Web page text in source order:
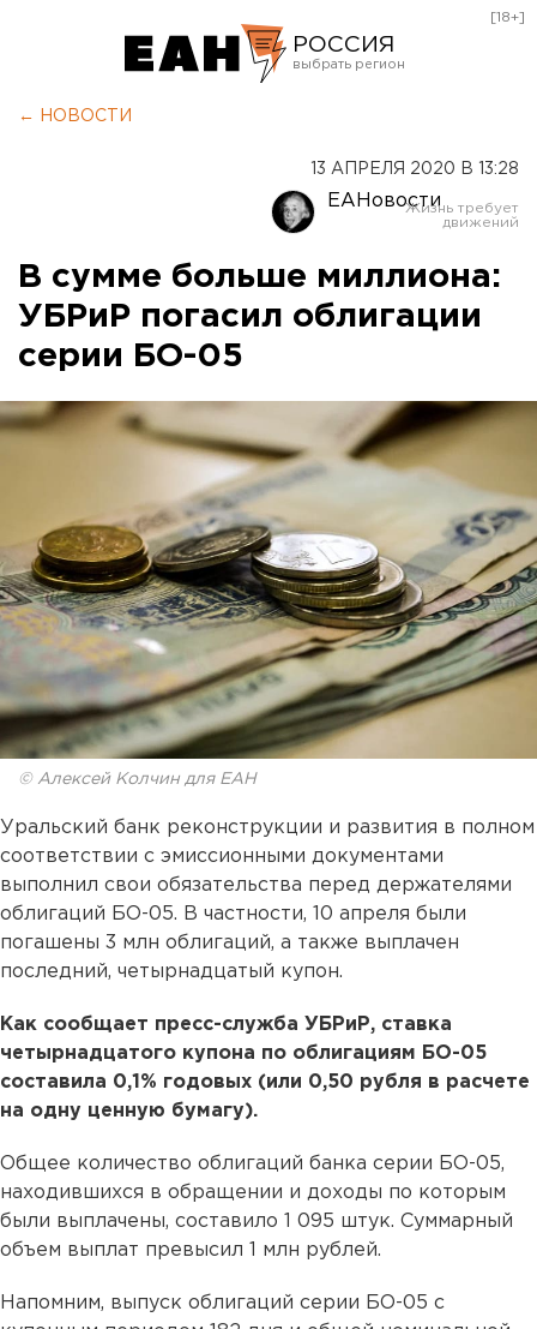
РОССИЯ
Оренбург
[18+]
← НОВОСТИ
13 АПРЕЛЯ 2020 В 13:28
ЕАНовости
В сумме больше миллиона:
УБРиР погасил облигации
серии БО-05
© Алексей Колчин для ЕАН
Уральский банк реконструкции и развития в полном
соответствии с эмиссионными документами
выполнил свои обязательства перед держателями
облигаций БО-05. В частности, 10 апреля были
погашены 3 млн облигаций, а также выплачен
последний, четырнадцатый купон.
Как сообщает пресс-служба УБРиР, ставка
четырнадцатого купона по облигациям БО-05
составила 0,1% годовых (или 0,50 рубля в расчете
на одну ценную бумагу).
Общее количество облигаций банка серии БО-05,
находившихся в обращении и доходы по которым
были выплачены, составило 1 095 штук. Суммарный
объем выплат превысил 1 млн рублей.
Напомним, выпуск облигаций серии БО-05 с